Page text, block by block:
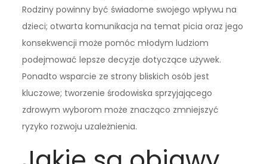
Rodziny powinny być świadome swojego wpływu na
dzieci; otwarta komunikacja na temat picia oraz jego
konsekwencji może pomóc młodym ludziom
podejmować lepsze decyzje dotyczące używek.
Ponadto wsparcie ze strony bliskich osób jest
kluczowe; tworzenie środowiska sprzyjającego
zdrowym wyborom może znacząco zmniejszyć
ryzyko rozwoju uzależnienia.